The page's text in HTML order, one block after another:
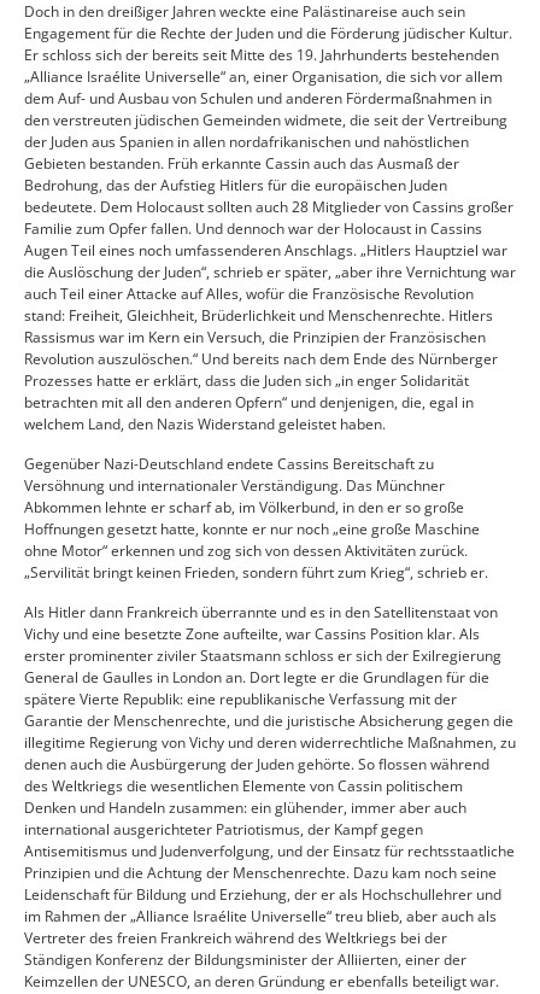
Doch in den dreißiger Jahren weckte eine Palästinareise auch sein
Engagement für die Rechte der Juden und die Förderung jüdischer Kultur.
Er schloss sich der bereits seit Mitte des 19. Jahrhunderts bestehenden
„Alliance Israélite Universelle“ an, einer Organisation, die sich vor allem
dem Auf- und Ausbau von Schulen und anderen Fördermaßnahmen in
den verstreuten jüdischen Gemeinden widmete, die seit der Vertreibung
der Juden aus Spanien in allen nordafrikanischen und nahöstlichen
Gebieten bestanden. Früh erkannte Cassin auch das Ausmaß der
Bedrohung, das der Aufstieg Hitlers für die europäischen Juden
bedeutete. Dem Holocaust sollten auch 28 Mitglieder von Cassins großer
Familie zum Opfer fallen. Und dennoch war der Holocaust in Cassins
Augen Teil eines noch umfassenderen Anschlags. „Hitlers Hauptziel war
die Auslöschung der Juden“, schrieb er später, „aber ihre Vernichtung war
auch Teil einer Attacke auf Alles, wofür die Französische Revolution
stand: Freiheit, Gleichheit, Brüderlichkeit und Menschenrechte. Hitlers
Rassismus war im Kern ein Versuch, die Prinzipien der Französischen
Revolution auszulöschen.“ Und bereits nach dem Ende des Nürnberger
Prozesses hatte er erklärt, dass die Juden sich „in enger Solidarität
betrachten mit all den anderen Opfern“ und denjenigen, die, egal in
welchem Land, den Nazis Widerstand geleistet haben.
Gegenüber Nazi-Deutschland endete Cassins Bereitschaft zu
Versöhnung und internationaler Verständigung. Das Münchner
Abkommen lehnte er scharf ab, im Völkerbund, in den er so große
Hoffnungen gesetzt hatte, konnte er nur noch „eine große Maschine
ohne Motor“ erkennen und zog sich von dessen Aktivitäten zurück.
„Servilität bringt keinen Frieden, sondern führt zum Krieg“, schrieb er.
Als Hitler dann Frankreich überrannte und es in den Satellitenstaat von
Vichy und eine besetzte Zone aufteilte, war Cassins Position klar. Als
erster prominenter ziviler Staatsmann schloss er sich der Exilregierung
General de Gaulles in London an. Dort legte er die Grundlagen für die
spätere Vierte Republik: eine republikanische Verfassung mit der
Garantie der Menschenrechte, und die juristische Absicherung gegen die
illegitime Regierung von Vichy und deren widerrechtliche Maßnahmen, zu
denen auch die Ausbürgerung der Juden gehörte. So flossen während
des Weltkriegs die wesentlichen Elemente von Cassin politischem
Denken und Handeln zusammen: ein glühender, immer aber auch
international ausgerichteter Patriotismus, der Kampf gegen
Antisemitismus und Judenverfolgung, und der Einsatz für rechtsstaatliche
Prinzipien und die Achtung der Menschenrechte. Dazu kam noch seine
Leidenschaft für Bildung und Erziehung, der er als Hochschullehrer und
im Rahmen der „Alliance Israélite Universelle“ treu blieb, aber auch als
Vertreter des freien Frankreich während des Weltkriegs bei der
Ständigen Konferenz der Bildungsminister der Alliierten, einer der
Keimzellen der UNESCO, an deren Gründung er ebenfalls beteiligt war.